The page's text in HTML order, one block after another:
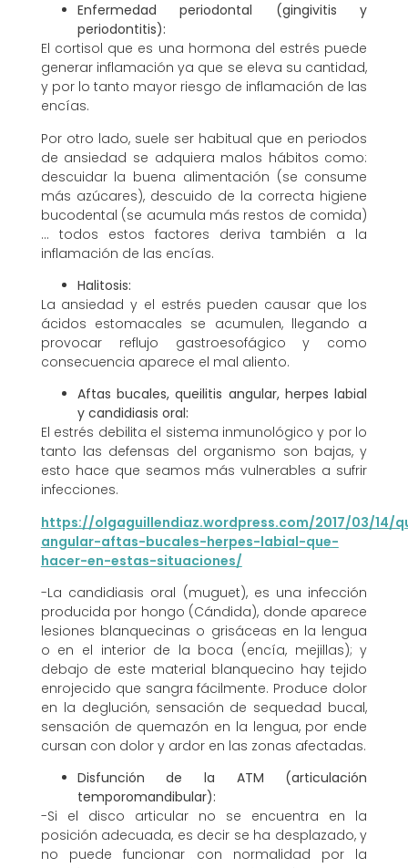
Enfermedad periodontal (gingivitis y
periodontitis):
El cortisol que es una hormona del estrés puede
generar inflamación ya que se eleva su cantidad,
y por lo tanto mayor riesgo de inflamación de las
encías.
Por otro lado, suele ser habitual que en periodos
de ansiedad se adquiera malos hábitos como:
descuidar la buena alimentación (se consume
más azúcares), descuido de la correcta higiene
bucodental (se acumula más restos de comida)
… todos estos factores deriva también a la
inflamación de las encías.
Halitosis:
La ansiedad y el estrés pueden causar que los
ácidos estomacales se acumulen, llegando a
provocar reflujo gastroesofágico y como
consecuencia aparece el mal aliento.
Aftas bucales, queilitis angular, herpes labial
y candidiasis oral:
El estrés debilita el sistema inmunológico y por lo
tanto las defensas del organismo son bajas, y
esto hace que seamos más vulnerables a sufrir
infecciones.
https://olgaguillendiaz.wordpress.com/2017/03/14/
angular-aftas-bucales-herpes-labial-que-
hacer-en-estas-situaciones/
-La candidiasis oral (muguet), es una infección
producida por hongo (Cándida), donde aparece
lesiones blanquecinas o grisáceas en la lengua
o en el interior de la boca (encía, mejillas); y
debajo de este material blanquecino hay tejido
enrojecido que sangra fácilmente. Produce dolor
en la deglución, sensación de sequedad bucal,
sensación de quemazón en la lengua, por ende
cursan con dolor y ardor en las zonas afectadas.
Disfunción de la ATM (articulación
temporomandibular):
-Si el disco articular no se encuentra en la
posición adecuada, es decir se ha desplazado, y
no puede funcionar con normalidad por la